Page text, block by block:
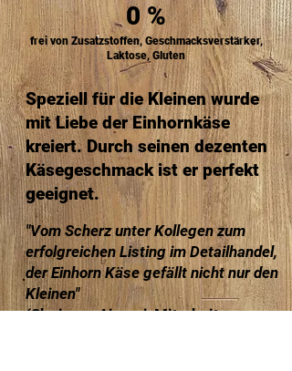
0 %
frei von Zusatzstoffen, Geschmacksverstärker,
Laktose, Gluten
Speziell für die Kleinen wurde
mit Liebe der Einhornkäse
kreiert. Durch seinen dezenten
Käsegeschmack ist er perfekt
geeignet.
"Vom Scherz unter Kollegen zum
erfolgreichen Listing im Detailhandel,
der Einhorn Käse gefällt nicht nur den
Kleinen"
(Shqipran Ajgeraj, Mitarbeiter